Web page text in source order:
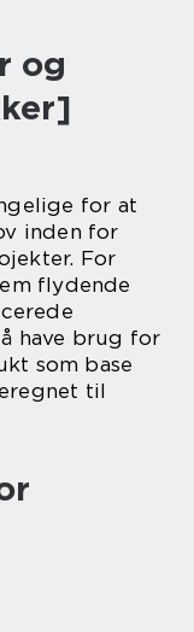
og
for at
inden for
For
flydende
have brug for
som base
til